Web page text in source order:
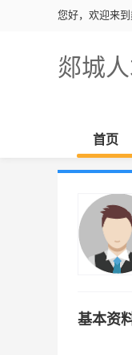
您好，欢迎来到
郯城
首页
基本资